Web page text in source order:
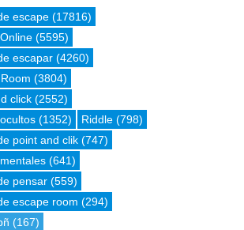
escape (17816)
(5595)
escapar (4260)
(3804)
click (2552)
(1352) Riddle (798)
point and clik (747)
(641)
pensar (559)
escape room (294)
(167)